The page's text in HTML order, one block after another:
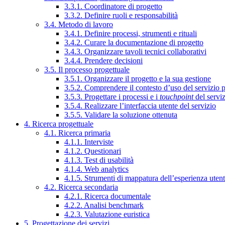
3.3.1. Coordinatore di progetto
3.3.2. Definire ruoli e responsabilità
3.4. Metodo di lavoro
3.4.1. Definire processi, strumenti e rituali
3.4.2. Curare la documentazione di progetto
3.4.3. Organizzare tavoli tecnici collaborativi
3.4.4. Prendere decisioni
3.5. Il processo progettuale
3.5.1. Organizzare il progetto e la sua gestione
3.5.2. Comprendere il contesto d’uso del servizio
3.5.3. Progettare i processi e i touchpointdel
3.5.4. Realizzare l’interfaccia utente del servizio
3.5.5. Validare la soluzione ottenuta
4. Ricerca progettuale
4.1. Ricerca primaria
4.1.1. Interviste
4.1.2. Questionari
4.1.3. Test di usabilità
4.1.4. Web analytics
4.1.5. Strumenti di mappatura dell’esperienza
4.2. Ricerca secondaria
4.2.1. Ricerca documentale
4.2.2. Analisi benchmark
4.2.3. Valutazione euristica
5. Progettazione dei servizi